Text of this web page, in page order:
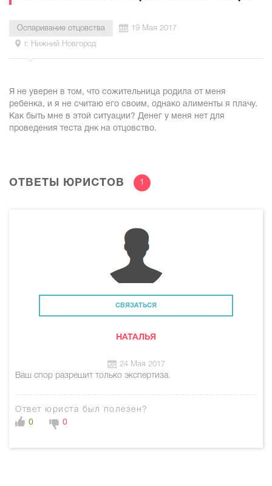
Оспаривание отцовства 19 Мая 2017
г. Нижний Новгород
Я не уверен в том, что сожительница родила от меня
ребенка, и я не считаю его своим, однако алименты я плачу.
Как быть мне в этой ситуации? Денег у меня нет для
проведения теста днк на отцовство.
ОТВЕТЫ ЮРИСТОВ 1
СВЯЗАТЬСЯ
НАТАЛЬЯ
24 Мая 2017
Ваш спор разрешит только экспертиза.
Ответ юриста был полезен?
0
0